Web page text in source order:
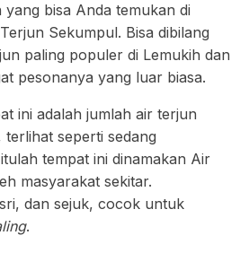
bisa Anda temukan di
Sekumpul. Bisa dibilang
paling populer di Lemukih dan
pesonanya yang luar biasa.
ini adalah jumlah air terjun
seperti sedang
tempat ini dinamakan Air
masyarakat sekitar.
dan sejuk, cocok untuk
.